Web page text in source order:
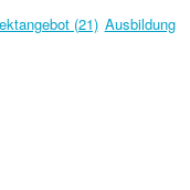
(21) Ausbildung